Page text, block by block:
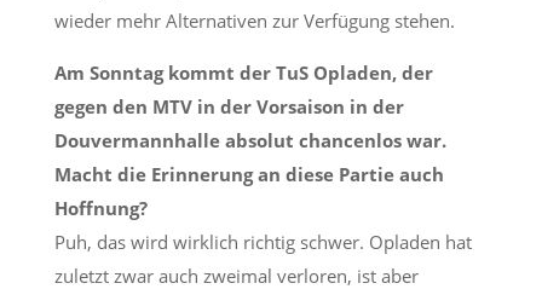
wieder mehr Alternativen zur Verfügung stehen.
Am Sonntag kommt der TuS Opladen, der
gegen den MTV in der Vorsaison in der
Douvermannhalle absolut chancenlos war.
Macht die Erinnerung an diese Partie auch
Hoffnung?
Puh, das wird wirklich richtig schwer. Opladen hat
zuletzt zwar auch zweimal verloren, ist aber